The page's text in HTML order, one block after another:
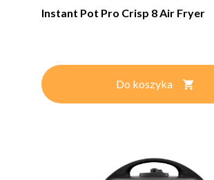
Instant Pot Pro Crisp 8 Air Fryer
Do koszyka